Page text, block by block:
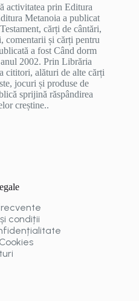
activitatea prin Editura
Metanoia a publicat
cărți de cântări,
comentarii și cărți pentru
a fost Când dorm
2002. Prin Librăria
cititori, alături de alte cărți
jocuri și produse de
sprijină răspândirea
creștine..
condiții